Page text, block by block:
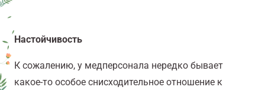
Настойчивость
К сожалению, у медперсонала нередко бывает
какое-то особое снисходительное отношение к